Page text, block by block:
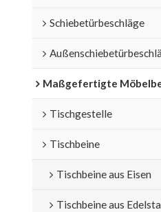
Schiebetürbeschläge
Maßgefertigte
Tischgestelle
Tischbeine
Tischbeine aus Eisen
Tischbeine aus